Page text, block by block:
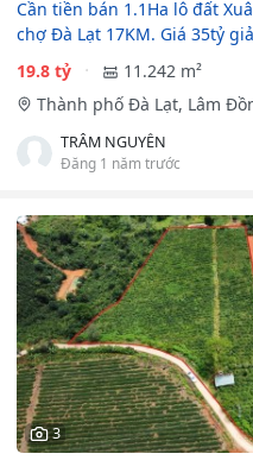
Cần tiền bán 1.1Ha lô đất
chợ Đà Lạt 17KM. Giá 35tỷ
19.8 tỷ
11.242 m²
Thành phố Đà Lạt, Lâm
TRÂM NGUYỄN
Đăng 1 năm trước
3